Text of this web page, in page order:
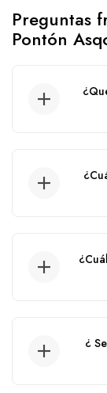
Preguntas
Pontón
¿